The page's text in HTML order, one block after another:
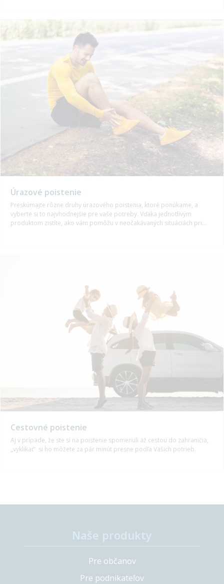
Úrazové poistenie
Preskúmajte rôzne druhy úrazového poistenia, ktoré ponúkame, a
vyberte si to najvhodnejšie pre vaše potreby. Vďaka jednotlivým
produktom zistíte, ako vám pomôžu v neočakávaných situáciách pri
Cestovné poistenie
Aj v prípade, že ste si na poistenie spomenuli až cestou do zahraničia,
„vyklikať“ si ho môžete za pár minút presne podľa Vašich potrieb.
Pre občanov
Pre podnikateľov